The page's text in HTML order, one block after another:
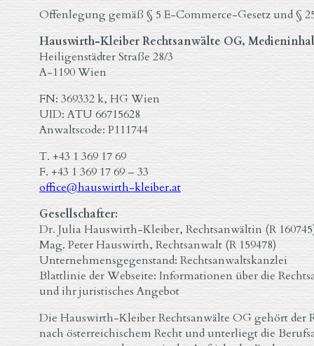
Offenlegung gemäß § 5 E-Commerce-Gesetz und §
Hauswirth-Kleiber Rechtsanwälte OG,
Heiligenstädter Straße 28/3
A-1190 Wien
FN: 369332 k, HG Wien
UID: ATU 66715628
Anwaltscode: P111744
T. +43 1 369 17 69
F. +43 1 369 17 69 – 33
office@hauswirth-kleiber.at
Gesellschafter:
Dr. Julia Hauswirth-Kleiber, Rechtsanwältin (R
Mag. Peter Hauswirth, Rechtsanwalt (R 159478)
Unternehmensgegenstand: Rechtsanwaltskanzlei
Blattlinie der Webseite: Informationen über die
und ihr juristisches Angebot
Die Hauswirth-Kleiber Rechtsanwälte OG gehört der
nach österreichischem Recht und unterliegt die